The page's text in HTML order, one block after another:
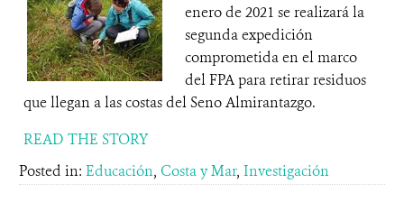
enero de 2021 se realizará la
segunda expedición
comprometida en el marco
del FPA para retirar residuos
que llegan a las costas del Seno Almirantazgo.
READ THE STORY
Posted in: Educación, Costa y Mar, Investigación